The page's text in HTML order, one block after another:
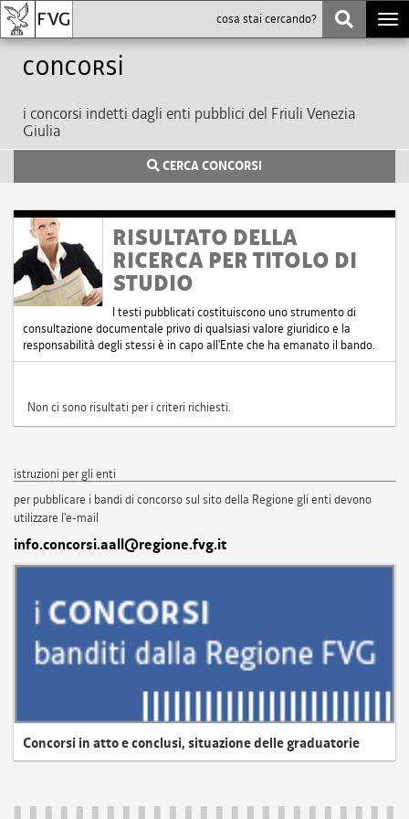
Concorsi
i concorsi indetti dagli enti pubblici del Friuli Venezia
Giulia
CERCA CONCORSI
RISULTATO DELLA
RICERCA PER TITOLO DI
STUDIO
I testi pubblicati costituiscono uno strumento di
consultazione documentale privo di qualsiasi valore giuridico e la
responsabilità degli stessi è in capo all'Ente che ha emanato il bando.
Non ci sono risultati per i criteri richiesti.
istruzioni per gli enti
per pubblicare i bandi di concorso sul sito della Regione gli enti devono
utilizzare l'e-mail
info.concorsi.aall@regione.fvg.it
Concorsi in atto e conclusi, situazione delle graduatorie